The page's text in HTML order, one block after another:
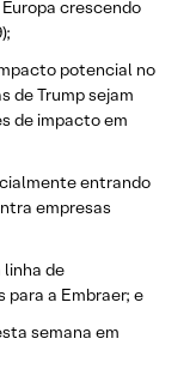
crescendo
potencial no
de Trump sejam
de impacto em
entrando
empresas
linha de
para a Embraer; e
semana em